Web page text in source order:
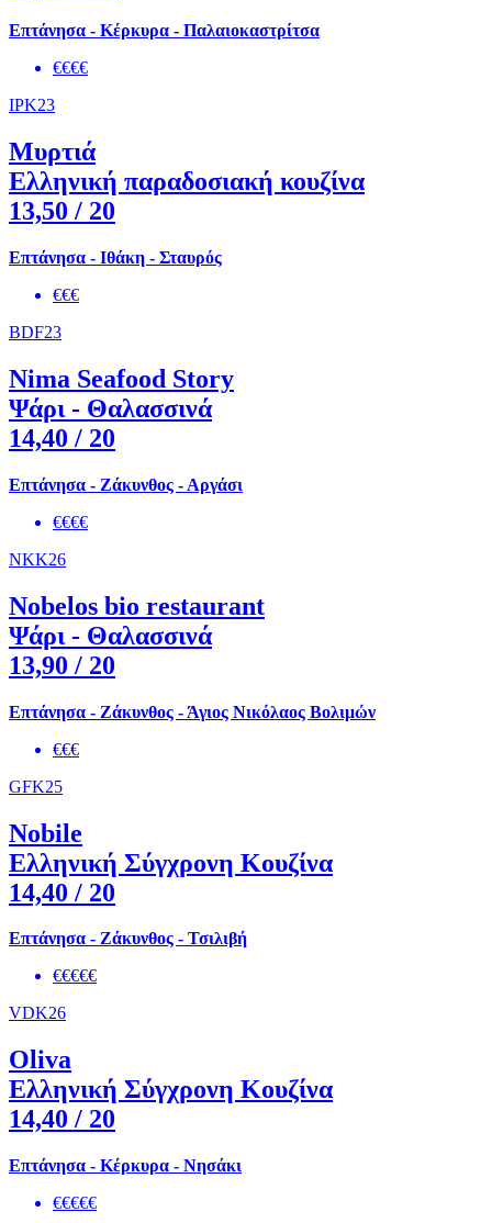
Επτάνησα - Κέρκυρα - Παλαιοκαστρίτσα
€€€€
IPK23
Μυρτιά
Ελληνική παραδοσιακή κουζίνα
13,50 / 20
Επτάνησα - Ιθάκη - Σταυρός
€€€
BDF23
Nima Seafood Story
Ψάρι - Θαλασσινά
14,40 / 20
Επτάνησα - Ζάκυνθος - Αργάσι
€€€€
NKK26
Nobelos bio restaurant
Ψάρι - Θαλασσινά
13,90 / 20
Επτάνησα - Ζάκυνθος - Άγιος Νικόλαος Βολιμών
€€€
GFK25
Nobile
Ελληνική Σύγχρονη Κουζίνα
14,40 / 20
Επτάνησα - Ζάκυνθος - Τσιλιβή
€€€€€
VDK26
Oliva
Ελληνική Σύγχρονη Κουζίνα
14,40 / 20
Επτάνησα - Κέρκυρα - Νησάκι
€€€€€